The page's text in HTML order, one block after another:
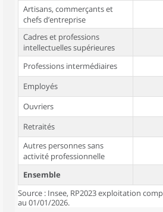
Artisans, commerçants et
chefs d’entreprise
Cadres et professions
intellectuelles supérieures
Professions intermédiaires
Employés
Ouvriers
Retraités
Autres personnes sans
activité professionnelle
Ensemble
Source : Insee, RP2023 exploitation
au 01/01/2026.